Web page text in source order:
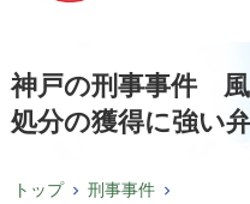
神戸の刑事事件
処分の獲得に強い
トップ
刑事事件